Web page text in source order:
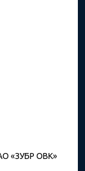
«ЗУБР ОВК»